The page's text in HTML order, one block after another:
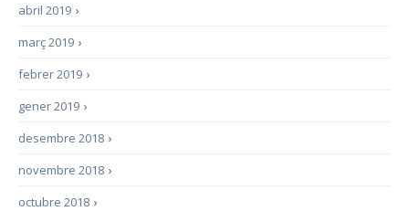
›
abril 2019
›
març 2019
›
febrer 2019
›
gener 2019
›
desembre 2018
›
novembre 2018
›
octubre 2018